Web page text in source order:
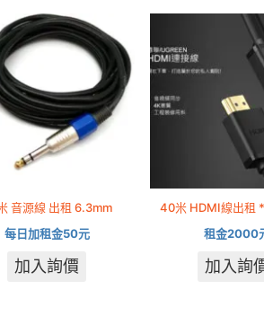
音源線 出租 6.3mm
每日加租金50元
加入詢價
40米 HDMI線出租
租金2000
加入詢